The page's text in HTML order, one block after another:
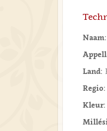
Naam:
Land:
Regio:
Kleur: